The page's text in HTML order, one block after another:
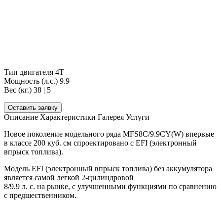
Тип двигателя 4Т
Мощность (л.с.) 9.9
Вес (кг.) 38 | 5
Оставить заявку
Описание Характеристики Галерея Услуги
Новое поколение модельного ряда MFS8C/9.9CY(W) впервые
в классе 200 куб. см спроектировано с EFI (электронный
впрыск топлива).
Модель EFI (электронный впрыск топлива) без аккумулятора
является самой легкой 2-цилиндровой
8/9.9 л. с. на рынке, с улучшенными функциями по сравнению
с предшественником.